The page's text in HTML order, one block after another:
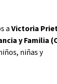
aVictoria
y Familia
niñas y